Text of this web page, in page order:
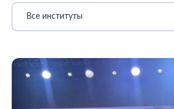
Все институты